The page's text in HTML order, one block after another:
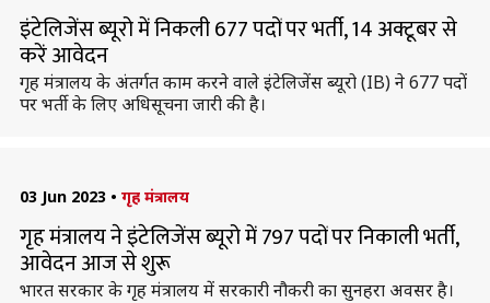
इंटेलिजेंस ब्यूरो में निकली 677 पदों पर भर्ती, 14 अक्टूबर से
करें आवेदन
गृह मंत्रालय के अंतर्गत काम करने वाले इंटेलिजेंस ब्यूरो (IB) ने 677 पदों
पर भर्ती के लिए अधिसूचना जारी की है।
03 Jun 2023 • गृह मंत्रालय
गृह मंत्रालय ने इंटेलिजेंस ब्यूरो में 797 पदों पर निकाली भर्ती,
आवेदन आज से शुरू
भारत सरकार के गृह मंत्रालय में सरकारी नौकरी का सुनहरा अवसर है।